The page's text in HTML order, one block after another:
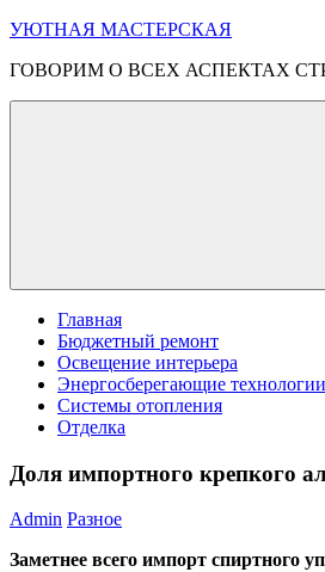
Перейти
содержимому
УЮТНАЯ МАСТЕРСКАЯ
ГОВОРИМ О ВСЕХ АСПЕКТАХ
Главная
Бюджетный ремонт
Освещение интерьера
Энергосберегающие технологии
Системы отопления
Отделка
Доля импортного крепкого
Admin Разное
Заметнее всего импорт